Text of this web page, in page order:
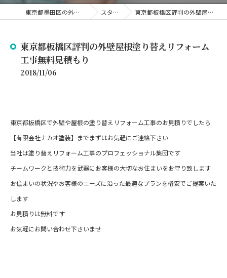
東京都墨田区の外壁塗装なら有限会社ナカオ塗装 スタッフブログ 東京都板橋区評判の外壁屋根塗り替えリフォーム工事無料見積もり
東京都板橋区評判の外壁屋根塗り替えリフォーム
工事無料見積もり
2018/11/06
東京都板橋区で外壁や屋根の塗り替えリフォーム工事のお見積りでしたら
【有限会社ナカオ塗装】までまずはお気軽にご連絡下さい
当社は塗り替えリフォーム工事のプロフェッショナル集団です
チームワークと技術力を武器にお客様の大切なお住まいをお守り致します
お住まいの状況やお客様のニーズに沿った最適なプランを格安でご提案いた
します
お見積りは無料です
お気軽にお問い合わせ下さいませ